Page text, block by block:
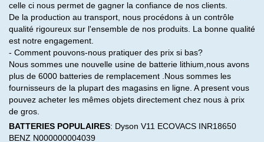
celle ci nous permet de gagner la confiance de nos clients.
De la production au transport, nous procédons à un contrôle
qualité rigoureux sur l'ensemble de nos produits. La bonne qualité
est notre engagement.
- Comment pouvons-nous pratiquer des prix si bas?
Nous sommes une nouvelle usine de batterie lithium,nous avons
plus de 6000 batteries de remplacement .Nous sommes les
fournisseurs de la plupart des magasins en ligne. A present vous
pouvez acheter les mêmes objets directement chez nous à prix
de gros.
BATTERIES POPULAIRES: Dyson V11 ECOVACS INR18650
BENZ N000000004039